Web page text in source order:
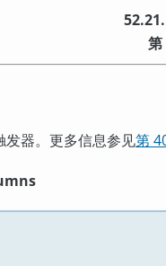
第
发器。更多信息参见第